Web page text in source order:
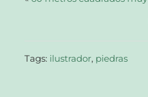
Tags: ilustrador, piedras